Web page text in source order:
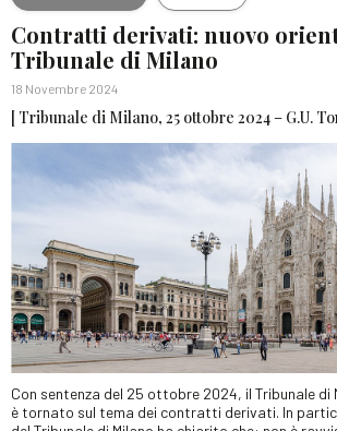
Contratti derivati: nuovo
Tribunale di Milano
18 Novembre 2024
[ Tribunale di Milano, 25 ottobre 2024 – G.U.
Con sentenza del 25 ottobre 2024, il Tribunale di
è tornato sul tema dei contratti derivati. In